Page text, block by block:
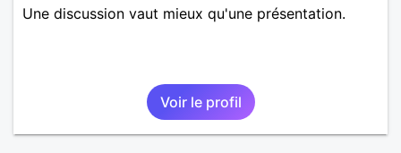
Une discussion vaut mieux qu'une présentation.
Voir le profil